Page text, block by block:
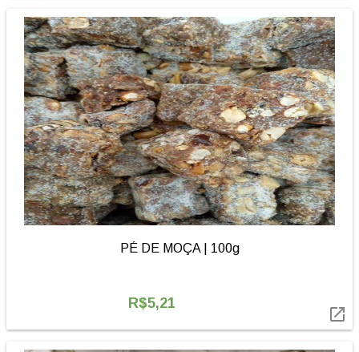
PÉ DE MOÇA | 100g
R$5,21
